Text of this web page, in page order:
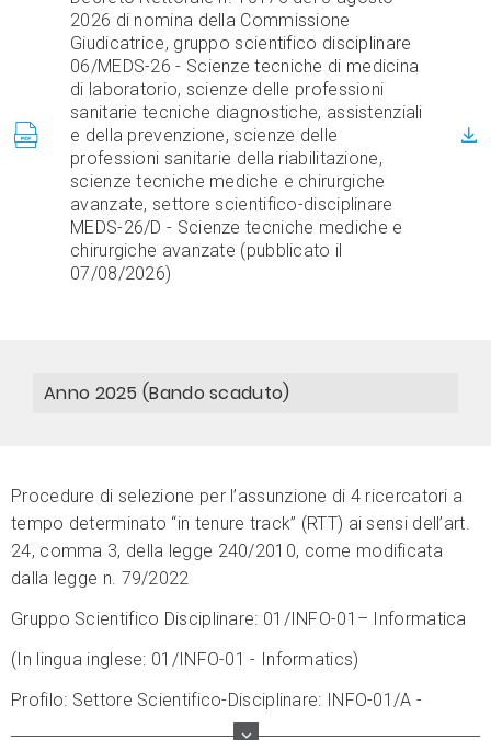
2026 di nomina della Commissione
Giudicatrice, gruppo scientifico disciplinare
06/MEDS-26 - Scienze tecniche di medicina
di laboratorio, scienze delle professioni
sanitarie tecniche diagnostiche, assistenziali
e della prevenzione, scienze delle
professioni sanitarie della riabilitazione,
scienze tecniche mediche e chirurgiche
avanzate, settore scientifico-disciplinare
MEDS-26/D - Scienze tecniche mediche e
chirurgiche avanzate (pubblicato il
07/08/2026)
Anno 2025 (Bando scaduto)
Procedure di selezione per l’assunzione di 4 ricercatori a
tempo determinato “in tenure track” (RTT) ai sensi dell’art.
24, comma 3, della legge 240/2010, come modificata
dalla legge n. 79/2022
Gruppo Scientifico Disciplinare: 01/INFO-01– Informatica
(In lingua inglese: 01/INFO-01 - Informatics)
Profilo: Settore Scientifico-Disciplinare: INFO-01/A -